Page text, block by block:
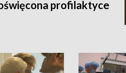
profilaktyce